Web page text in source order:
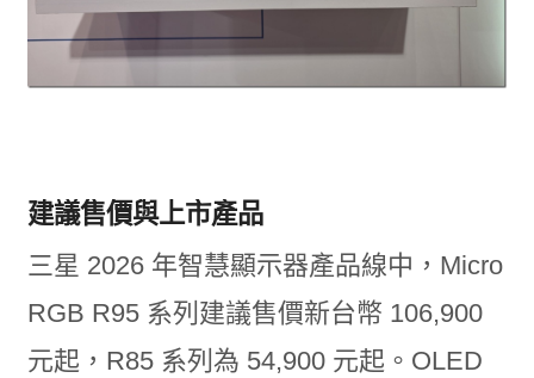
建議售價與上市產品
三星 2026 年智慧顯示器產品線中，Micro
RGB R95 系列建議售價新台幣 106,900
元起，R85 系列為 54,900 元起。OLED